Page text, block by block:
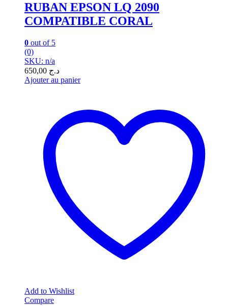
RUBAN EPSON LQ 2090
COMPATIBLE CORAL
0 out of 5
(0)
SKU: n/a
د.ج
Ajouter au panier
Add to Wishlist
Compare